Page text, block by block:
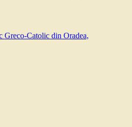
Greco-Catolic din Oradea,